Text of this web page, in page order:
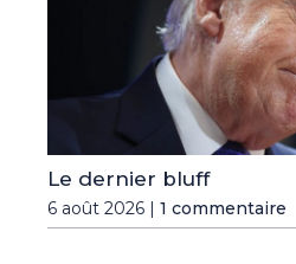
Le dernier bluff
6 août 2026 | 1 commentaire